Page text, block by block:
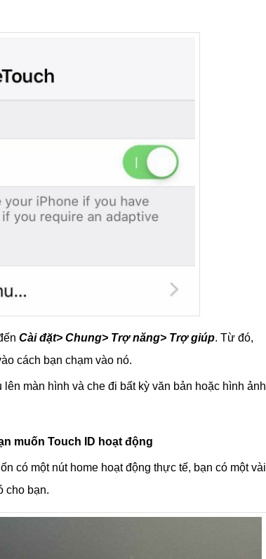
Cài đặt> Chung> Trợ năng> Trợ giúp. Từ đó,
cách bạn chạm vào nó.
màn hình và che đi bất kỳ văn bản hoặc hình ảnh
muốn Touch ID hoạt động
có một nút home hoạt động thực tế, bạn có một vài
cho bạn.